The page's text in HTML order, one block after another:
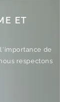
de
respectons
ET